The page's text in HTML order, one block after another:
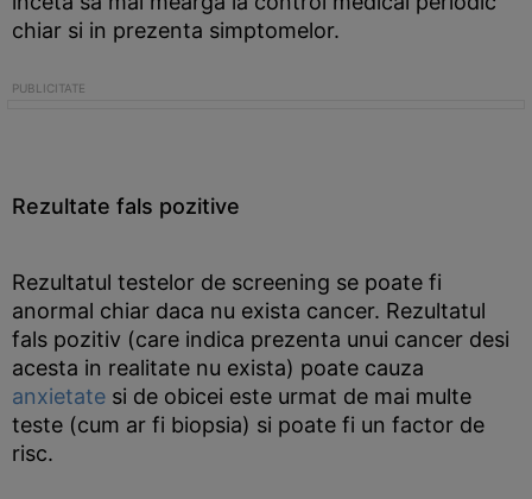
chiar si in prezenta simptomelor.
Rezultate fals pozitive
Rezultatul testelor de screening se poate fi
anormal chiar daca nu exista cancer. Rezultatul
fals pozitiv (care indica prezenta unui cancer desi
acesta in realitate nu exista) poate cauza
anxietate si de obicei este urmat de mai multe
teste (cum ar fi biopsia) si poate fi un factor de
risc.